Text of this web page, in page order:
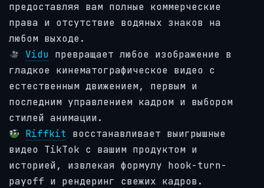
предоставляя вам полные коммерческие
права и отсутствие водяных знаков на
любом выходе.
Vidu превращает любое изображение в
гладкое кинематографическое видео с
естественным движением, первым и
последним управлением кадром и выбором
стилей анимации.
Riffkit
восстанавливает выигрышные
видео TikTok с вашим продуктом и
историей, извлекая формулу hook-turn-
payoff и рендеринг свежих кадров.